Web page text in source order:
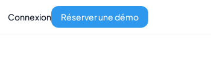
Connexion Réserver une démo